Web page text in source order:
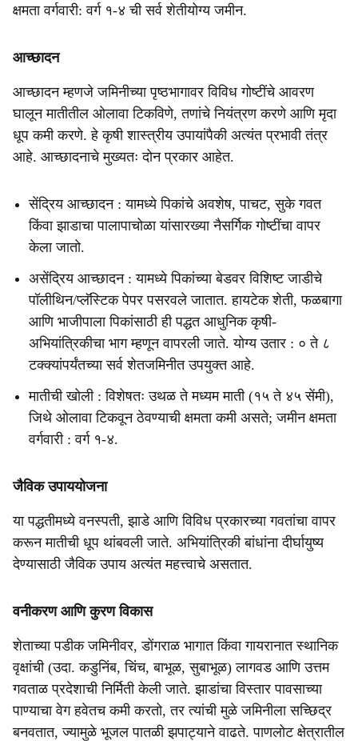
क्षमता वर्गवारी: वर्ग १-४ ची सर्व शेतीयोग्य जमीन.
आच्छादन
आच्छादन म्हणजे जमिनीच्या पृष्ठभागावर विविध गोष्टींचे आवरण
घालून मातीतील ओलावा टिकविणे, तणांचे नियंत्रण करणे आणि मृदा
धूप कमी करणे. हे कृषी शास्त्रीय उपायांपैकी अत्यंत प्रभावी तंत्र
आहे. आच्छादनाचे मुख्यतः दोन प्रकार आहेत.
सेंद्रिय आच्छादन : यामध्ये पिकांचे अवशेष, पाचट, सुके गवत
किंवा झाडाचा पालापाचोळा यांसारख्या नैसर्गिक गोष्टींचा वापर
केला जातो.
असेंद्रिय आच्छादन : यामध्ये पिकांच्या बेडवर विशिष्ट जाडीचे
पॉलीथिन/प्लॅस्टिक पेपर पसरवले जातात. हायटेक शेती, फळबागा
आणि भाजीपाला पिकांसाठी ही पद्धत आधुनिक कृषी-
अभियांत्रिकीचा भाग म्हणून वापरली जाते. योग्य उतार : ० ते ८
टक्क्यांपर्यंतच्या सर्व शेतजमिनीत उपयुक्त आहे.
मातीची खोली : विशेषतः उथळ ते मध्यम माती (१५ ते ४५ सेंमी),
जिथे ओलावा टिकवून ठेवण्याची क्षमता कमी असते; जमीन क्षमता
वर्गवारी : वर्ग १-४.
जैविक उपाययोजना
या पद्धतीमध्ये वनस्पती, झाडे आणि विविध प्रकारच्या गवतांचा वापर
करून मातीची धूप थांबवली जाते. अभियांत्रिकी बांधांना दीर्घायुष्य
देण्यासाठी जैविक उपाय अत्यंत महत्त्वाचे असतात.
वनीकरण आणि कुरण विकास
शेताच्या पडीक जमिनीवर, डोंगराळ भागात किंवा गायरानात स्थानिक
वृक्षांची (उदा. कडुनिंब, चिंच, बाभूळ, सुबाभूळ) लागवड आणि उत्तम
गवताळ प्रदेशाची निर्मिती केली जाते. झाडांचा विस्तार पावसाच्या
पाण्याचा वेग हवेतच कमी करतो, तर त्यांची मुळे जमिनीला सच्छिद्र
बनवतात, ज्यामुळे भूजल पातळी झपाट्याने वाढते. पाणलोट क्षेत्रातील